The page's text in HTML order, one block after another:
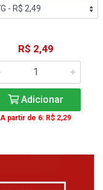
R$ 2,49
Adicionar
A partir de 6: R$ 2,29